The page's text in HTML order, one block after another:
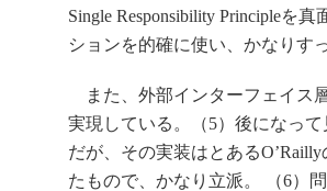
Single Responsibility Principleを
ションを的確に使い、かなりす
また、外部インターフェイス
実現している。（5）後になっ
だが、その実装はとあるO’Railly
たもので、かなり立派。 （6）